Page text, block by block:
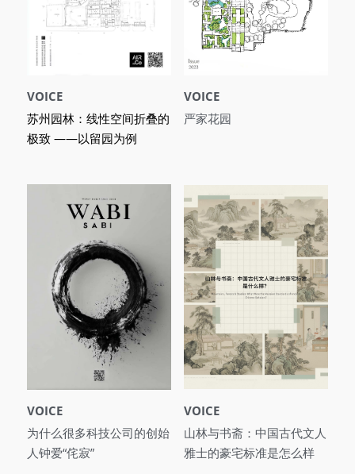
VOICE
苏州园林：线性空间折叠的
极致 ——以留园为例
VOICE
严家花园
VOICE
为什么很多科技公司的创始
人钟爱“侘寂”
VOICE
山林与书斋：中国古代文人
雅士的豪宅标准是怎么样